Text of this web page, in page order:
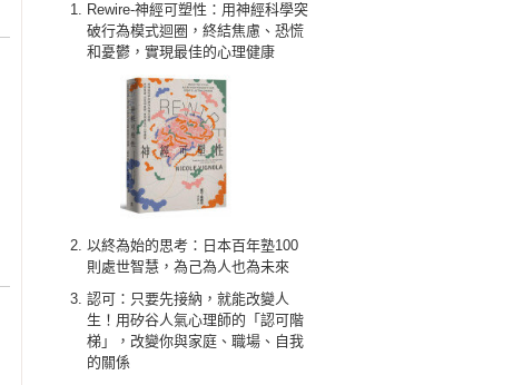
Rewire-神經可塑性：用神經科學突
破行為模式迴圈，終結焦慮、恐慌
和憂鬱，實現最佳的心理健康
以終為始的思考：日本百年塾100
則處世智慧，為己為人也為未來
認可：只要先接納，就能改變人
生！用矽谷人氣心理師的「認可階
梯」，改變你與家庭、職場、自我
的關係